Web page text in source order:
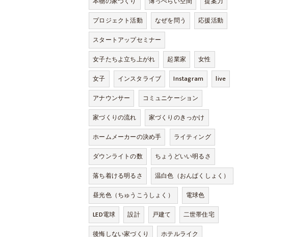
プロジェクト活動
なぜを問う
応援活動
スタートアップセミナー
女子たちよ立ち上がれ
起業家
女性
女子
インスタライブ Instagram
live
アナウンサー
コミュニケーション
家づくりの流れ
家づくりのきっかけ
ホームメーカーの決め手
ライティング
ダウンライトの数
ちょうどいい明るさ
落ち着ける明るさ
温白色（おんぱくしょく）
昼光色（ちゅうこうしょく）
電球色
LED電球
設計 戸建て
二世帯住宅
後悔しない家づくり
ホテルライク